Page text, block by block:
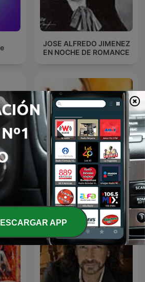
JOSE ALFREDO JIMENEZ
EN NOCHE DE ROMANCE
BOLEROS Y TRIOS
ROMANTICOS
APP